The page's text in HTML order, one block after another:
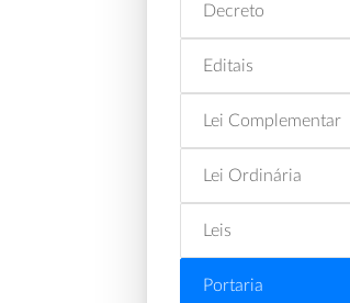
Decreto
Editais
Lei Complementar
Lei Ordinária
Leis
Portaria